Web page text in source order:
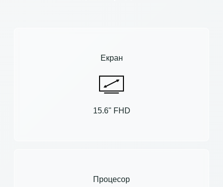
Екран
15.6" FHD
Процесор